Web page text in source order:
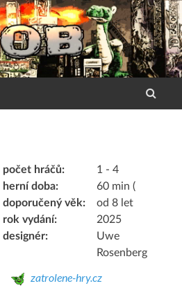
počet hráčů:
1 - 4
herní doba:
60 min (
doporučený věk:
od 8 let
rok vydání:
2025
designér:
Uwe
Rosenberg
zatrolene-hry.cz